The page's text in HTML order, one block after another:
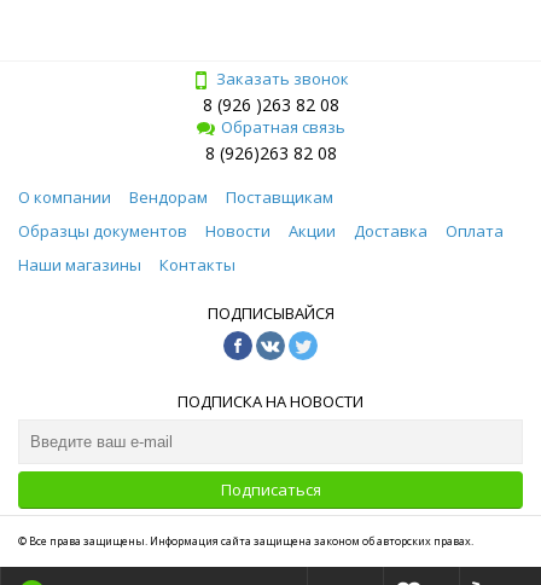
Заказать звонок
8 (926 )263 82 08
Обратная связь
8 (926)263 82 08
О компании Вендорам
Поставщикам
Образцы документов
Новости Акции Доставка
Оплата
Наши магазины
Контакты
ПОДПИСЫВАЙСЯ
ПОДПИСКА НА НОВОСТИ
Подписаться
© Все права защищены. Информация сайта защищена законом об авторских правах.